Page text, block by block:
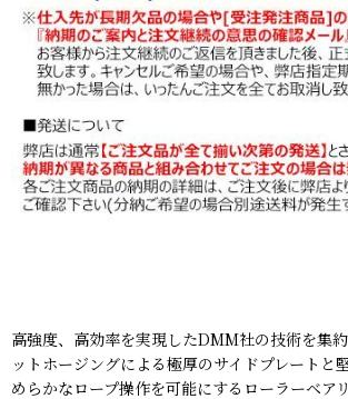
高強度、高効率を実現したDMM社の技術を集
ットホージングによる極厚のサイドプレートと
めらかなロープ操作を可能にするローラーベア